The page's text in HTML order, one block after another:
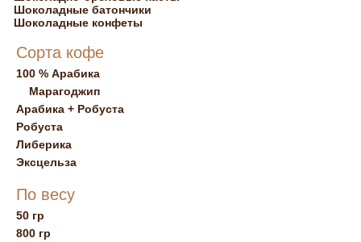
Шоколадные батончики
Шоколадные конфеты
Сорта кофе
100 % Арабика
Марагоджип
Арабика + Робуста
Робуста
Либерика
Эксцельза
По весу
50 гр
800 гр